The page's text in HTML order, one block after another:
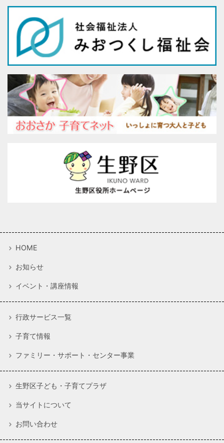
HOME
お知らせ
イベント・講座情報
行政サービス一覧
子育て情報
ファミリー・サポート・センター事業
生野区子ども・子育てプラザ
当サイトについて
お問い合わせ